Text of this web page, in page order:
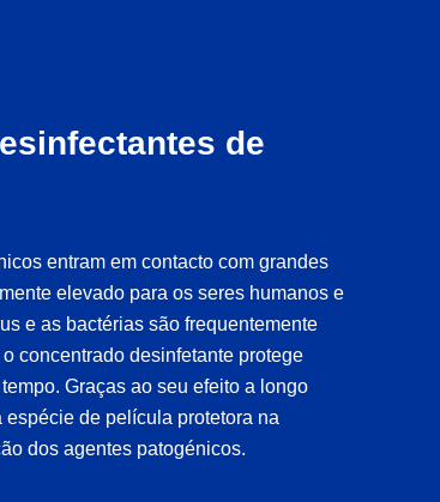
de
entram em contacto com grandes
elevado para os seres humanos e
e as bactérias são frequentemente
o concentrado desinfetante protege
Graças ao seu efeito a longo
de película protetora na
dos agentes patogénicos.